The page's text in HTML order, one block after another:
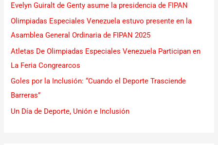
p
o
r
:
Evelyn Guiralt de Genty asume la presidencia de FIPAN
Olimpiadas Especiales Venezuela estuvo presente en la
Asamblea General Ordinaria de FIPAN 2025
Atletas De Olimpiadas Especiales Venezuela Participan en
La Feria Congrearcos
Goles por la Inclusión: “Cuando el Deporte Trasciende
Barreras”
Un Día de Deporte, Unión e Inclusión